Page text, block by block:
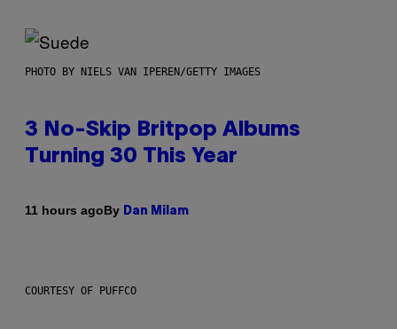
PHOTO BY NIELS VAN IPEREN/GETTY IMAGES
3 No-Skip Britpop Albums
Turning 30 This Year
11 hours agoBy Dan Milam
COURTESY OF PUFFCO